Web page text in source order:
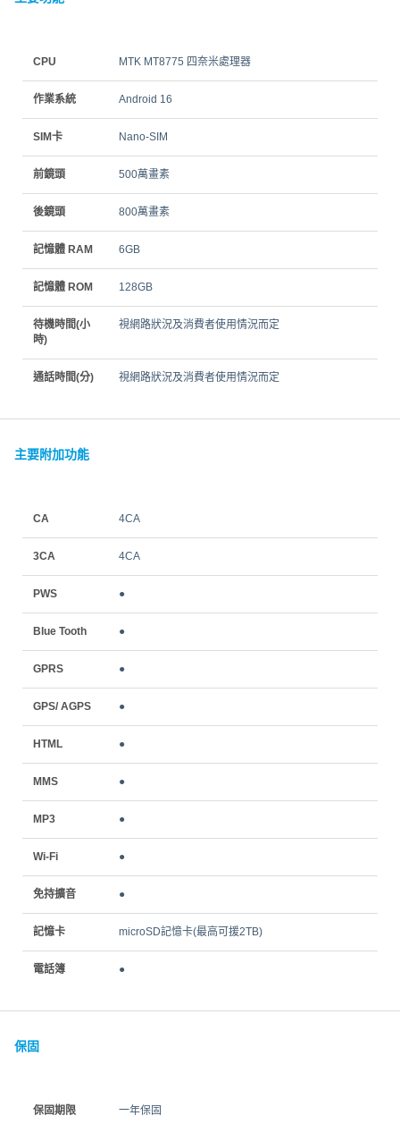
CPU MTK MT8775 四奈米處理器
作業系統 Android 16
SIM卡 Nano-SIM
前鏡頭 500萬畫素
後鏡頭 800萬畫素
記憶體 RAM 6GB
記憶體 ROM 128GB
待機時間(小
時)
視網路狀況及消費者使用情況而定
通話時間(分) 視網路狀況及消費者使用情況而定
主要附加功能
CA 4CA
3CA 4CA
PWS ●
Blue Tooth ●
GPRS ●
GPS/ AGPS ●
HTML ●
MMS ●
MP3 ●
Wi-Fi ●
免持擴音 ●
記憶卡 microSD記憶卡(最高可援2TB)
電話簿 ●
保固
保固期限 一年保固